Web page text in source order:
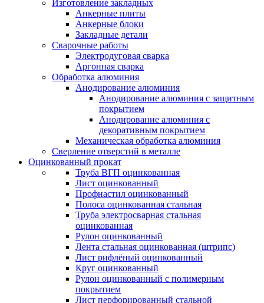
Изготовление закладных
Анкерные плиты
Анкерные блоки
Закладные детали
Сварочные работы
Электродуговая сварка
Аргонная сварка
Обработка алюминия
Анодирование алюминия
Анодирование алюминия с защитным
покрытием
Анодирование алюминия с
декоративным покрытием
Механическая обработка алюминия
Сверление отверстий в металле
Оцинкованный прокат
Труба ВГП оцинкованная
Лист оцинкованный
Профнастил оцинкованный
Полоса оцинкованная стальная
Труба электросварная стальная
оцинкованная
Рулон оцинкованный
Лента стальная оцинкованная (штрипс)
Лист рифлёный оцинкованный
Круг оцинкованный
Рулон оцинкованный с полимерным
покрытием
Лист перфорированный стальной